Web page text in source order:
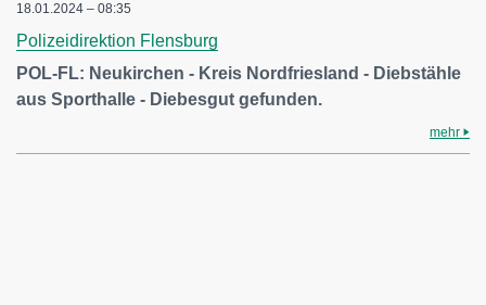
18.01.2024 – 08:35
Polizeidirektion Flensburg
POL-FL: Neukirchen - Kreis Nordfriesland - Diebstähle
aus Sporthalle - Diebesgut gefunden.
mehr